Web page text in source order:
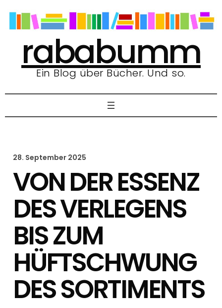
Inhalt
springen
rababumm
Ein Blog über Bücher. Und so.
28. September 2025
VON DER ESSENZ
DES VERLEGENS
BIS ZUM
HÜFTSCHWUNG
DES SORTIMENTS